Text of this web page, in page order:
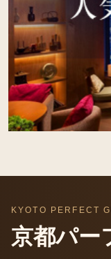
KYOTO PERFECT
京都パー